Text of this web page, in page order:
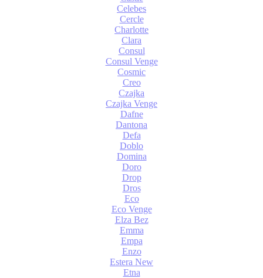
Celebes
Cercle
Charlotte
Clara
Consul
Consul Venge
Cosmic
Creo
Czajka
Czajka Venge
Dafne
Dantona
Defa
Doblo
Domina
Doro
Drop
Dros
Eco
Eco Venge
Elza Bez
Emma
Empa
Enzo
Estera New
Etna